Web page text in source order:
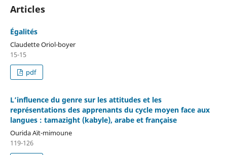
Articles
Égalités
Claudette Oriol-boyer
15-15
pdf
L’influence du genre sur les attitudes et les
représentations des apprenants du cycle moyen face aux
langues : tamazight (kabyle), arabe et française
Ourida Aït-mimoune
119-126